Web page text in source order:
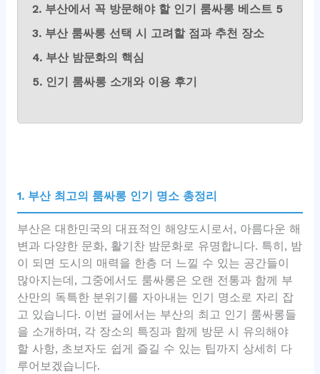
2. 부산에서 꼭 방문해야 할 인기 룸싸롱 베스트 5
3. 부산 룸싸롱 선택 시 고려할 점과 추천 장소
4. 부산 밤문화의 핵심
5. 인기 룸싸롱 소개와 이용 후기
1. 부산 최고의 룸싸롱 인기 명소 총정리
부산은 대한민국의 대표적인 해양도시로서, 아름다운 해
변과 다양한 문화, 활기찬 밤문화로 유명합니다. 특히, 밤
이 되면 도시의 매력을 한층 더 느낄 수 있는 공간들이
많아지는데, 그중에서도 룸싸롱은 오랜 전통과 함께 부
산만의 독특한 분위기를 자아내는 인기 명소로 자리 잡
고 있습니다. 이번 글에서는 부산의 최고 인기 룸싸롱들
을 소개하며, 각 장소의 특징과 함께 방문 시 유의해야
할 사항, 초보자도 쉽게 즐길 수 있는 팁까지 상세히 다
루어보겠습니다.